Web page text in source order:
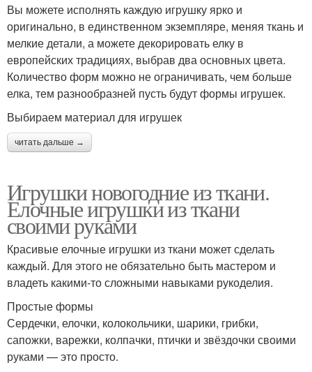
Вы можете исполнять каждую игрушку ярко и
оригинально, в единственном экземпляре, меняя ткань и
мелкие детали, а можете декорировать елку в
европейских традициях, выбрав два основных цвета.
Количество форм можно не ограничивать, чем больше
елка, тем разнообразней пусть будут формы игрушек.
Выбираем материал для игрушек
читать дальше →
Игрушки новогодние из ткани.
Елочные игрушки из ткани
своими руками
Красивые елочные игрушки из ткани может сделать
каждый. Для этого не обязательно быть мастером и
владеть какими-то сложными навыками рукоделия.
Простые формы
Сердечки, елочки, колокольчики, шарики, грибки,
сапожки, варежки, колпачки, птички и звёздочки своими
руками — это просто.